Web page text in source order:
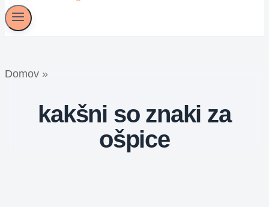
Domov »
kakšni so znaki za
ošpice